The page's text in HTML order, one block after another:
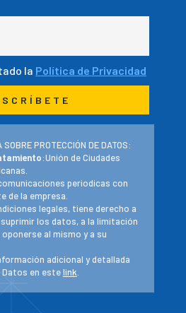
la Política de Privacidad
SOBRE PROTECCIÓN DE DATOS:
:Unión de Ciudades
periodicas con
de la empresa.
legales, tiene derecho a
los datos, a la limitación
al mismo y a su
adicional y detallada
en estelink.